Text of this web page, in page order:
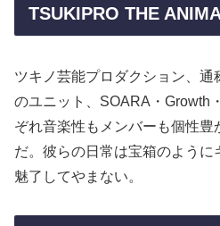
TSUKIPRO THE
ツキノ芸能プロダクション、通
のユニット、SOARA・Growth
ぞれ音楽性もメンバーも個性
だ。彼らの日常は宝箱のよう
魅了してやまない。